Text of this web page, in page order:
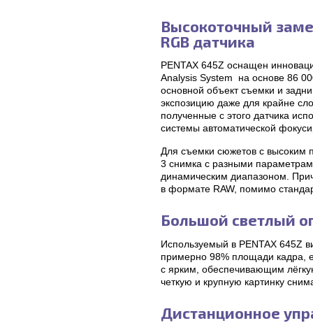
Высокоточный
RGB датчика
PENTAX 645Z оснащен
Analysis System на основе 86
основной объект съемки и
экспозицию даже для крайне
полученные с этого датчика
системы автоматической
Для съемки сюжетов с высоким
3 снимка с разными
динамическим диапазоном.
в формате RAW, помимо
Большой светлый
Используемый в PENTAX 645Z
примерно 98% площади кадра,
с ярким, обеспечивающим
четкую и крупную картинку
Дистанционное